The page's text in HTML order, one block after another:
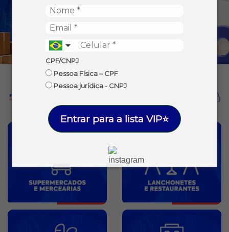
CPF/CNPJ
Pessoa Física – CPF
Pessoa jurídica - CNPJ
Entrar para a lista VIP⭐